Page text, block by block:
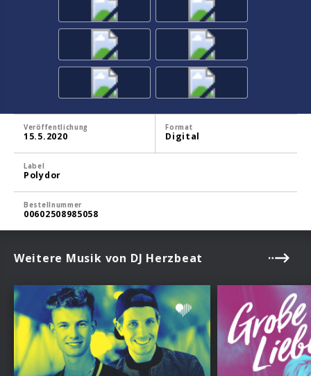
Veröffentlichung
15.5.2020
Format
Digital
Label
Polydor
Bestellnummer
00602508985058
Weitere Musik von DJ Herzbeat